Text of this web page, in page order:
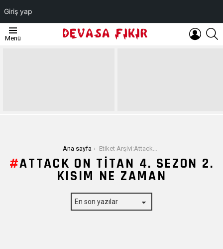
Menü
OTURUM
Ana sayfa Etiket Arşivi:Attack on Titan 4. Sezon 2. Kısım Ne Zaman
ATTACK ON TITAN 4. SEZON 2.
KISIM NE ZAMAN
Giriş yap